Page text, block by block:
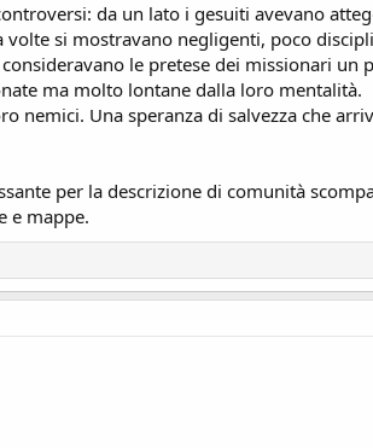
da un lato i gesuiti avevano
si mostravano negligenti, poco
le pretese dei missionari un
ma molto lontane dalla loro mentalità.
Una speranza di salvezza che
per la descrizione di comunità
e mappe.